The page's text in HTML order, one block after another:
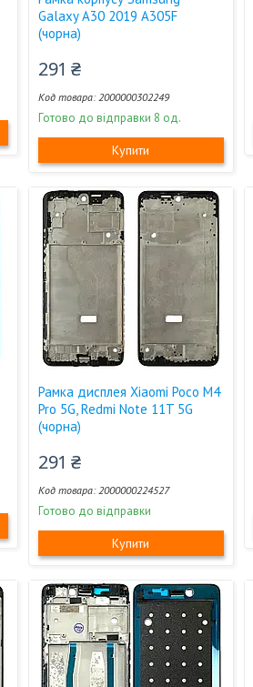
Galaxy A30 2019 A305F
(чорна)
291 ₴
2000000302249
Готово до відправки 8 од.
Купити
Рамка дисплея Xiaomi Poco M4
Pro 5G, Redmi Note 11T 5G
(чорна)
291 ₴
2000000224527
Готово до відправки
Купити